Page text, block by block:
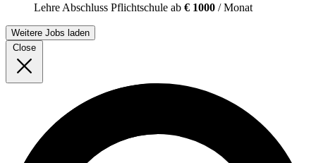
Lehre Abschluss Pflichtschule ab € 1000 / Monat
Weitere Jobs laden
Close